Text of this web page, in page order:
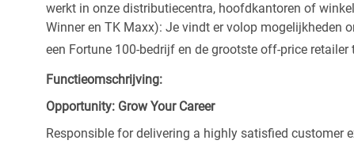
werkt in onze distributiecentra, hoofdkantoren of
Winner en TK Maxx): Je vindt er volop mogelijkheden
een Fortune 100-bedrijf en de grootste off-price retailer
Functieomschrijving:
Opportunity: Grow Your Career
Responsible for delivering a highly satisfied customer